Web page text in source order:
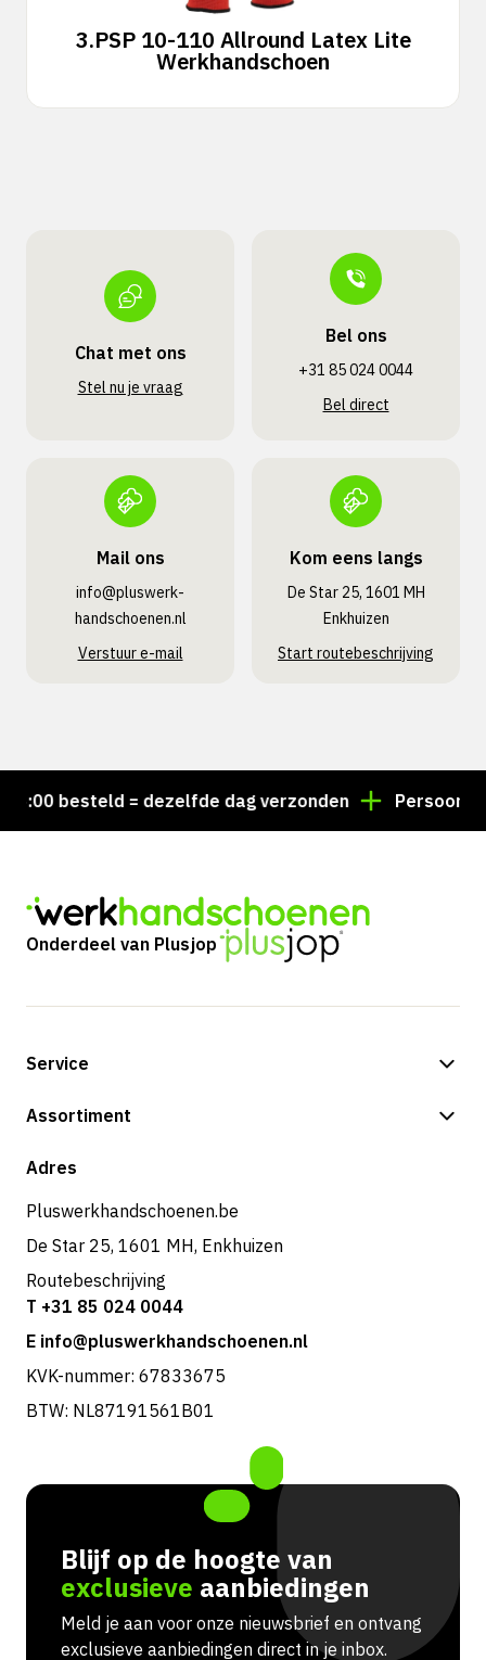
3.PSP 10-110 Allround Latex Lite
Werkhandschoen
Chat met ons
Stel nu je vraag
Bel ons
+31 85 024 0044
Bel direct
Mail ons
info@pluswerk­
handschoenen.nl
Verstuur e-mail
Kom eens langs
De Star 25, 1601 MH
Enkhuizen
Start routebeschrijving
besteld = dezelfde dag verzonden Persoonlijk
Onderdeel van Plusjop
Service
Betalingsmogelijkheden
Retouren & service
Assortiment
Shop
Adres
Pluswerkhandschoenen.be
De Star 25, 1601 MH, Enkhuizen
Routebeschrijving
T +31 85 024 0044
E info@pluswerkhandschoenen.nl
KVK-nummer: 67833675
BTW: NL87191561B01
Blijf op de hoogte van
exclusieve aanbiedingen
Meld je aan voor onze nieuwsbrief en ontvang
exclusieve aanbiedingen direct in je inbox.